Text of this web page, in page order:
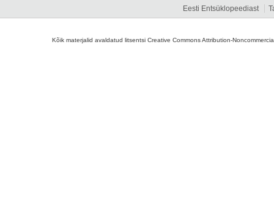
Eesti Entsüklopeediast
Kõik materjalid avaldatud litsentsi Creative Commons Attribution-